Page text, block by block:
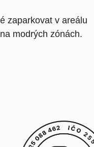
zaparkovat v areálu
modrých zónách.